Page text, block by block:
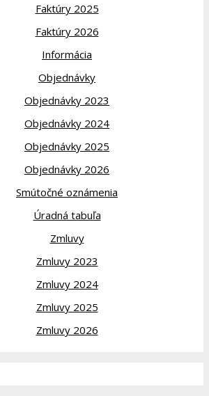
Faktúry 2025
Faktúry 2026
Informácia
Objednávky
Objednávky 2023
Objednávky 2024
Objednávky 2025
Objednávky 2026
Smútočné oznámenia
Úradná tabuľa
Zmluvy
Zmluvy 2023
Zmluvy 2024
Zmluvy 2025
Zmluvy 2026